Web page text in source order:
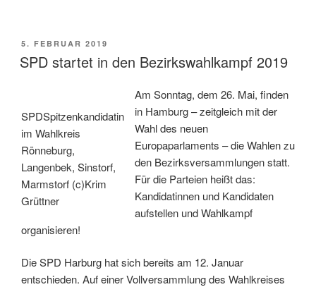
VERÖFFENTLICHT
AM
5. FEBRUAR 2019
SPD startet in den Bezirkswahlkampf 2019
SPDSpitzenkandidatin
im Wahlkreis
Rönneburg,
Langenbek, Sinstorf,
Marmstorf (c)Krim
Grüttner
Am Sonntag, dem 26. Mai, finden
in Hamburg – zeitgleich mit der
Wahl des neuen
Europaparlaments – die Wahlen zu
den Bezirksversammlungen statt.
Für die Parteien heißt das:
Kandidatinnen und Kandidaten
aufstellen und Wahlkampf
organisieren!
Die SPD Harburg hat sich bereits am 12. Januar
entschieden. Auf einer Vollversammlung des Wahlkreises